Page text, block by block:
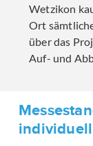
Wetzikon
Ort
über das
Auf- und